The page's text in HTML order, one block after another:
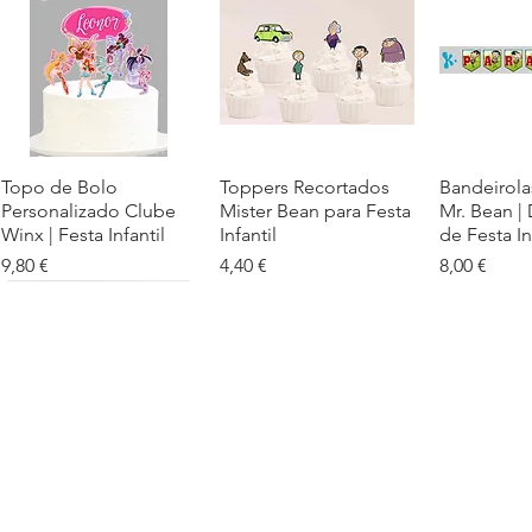
Visualização rápida
Topo de Bolo
Personalizado Clube
Winx | Festa Infantil
Preço
9,80 €
Visualização rápida
Toppers Recortados
Mister Bean para Festa
Infantil
Preço
4,40 €
Mr. Bean |
de Festa
Preço
8,00 €